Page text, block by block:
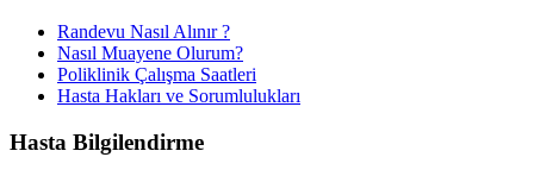
Randevu Nasıl Alınır ?
Nasıl Muayene Olurum?
Poliklinik Çalışma Saatleri
Hasta Hakları ve Sorumlulukları
Hasta Bilgilendirme